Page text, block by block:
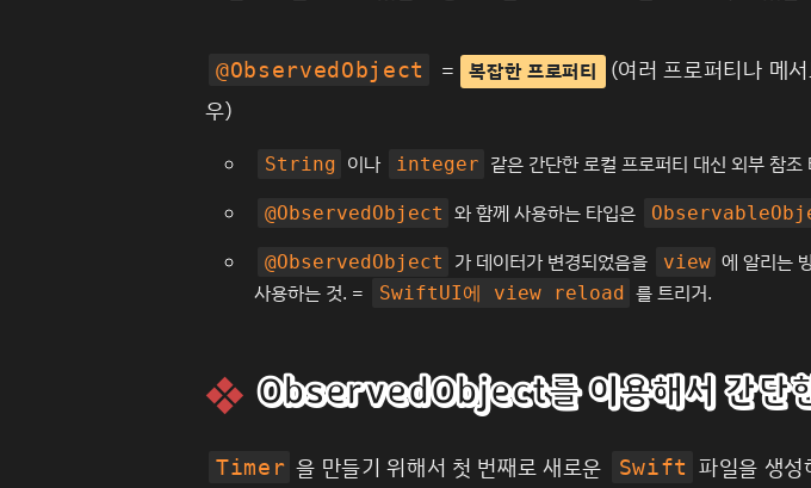
@ObservedObject = 복잡한 프로퍼티 (여러 프로퍼티나 메
우)
String 이나 integer 같은 간단한 로컬 프로퍼티 대신 외부 참
@ObservedObject 와 함께 사용하는 타입은
@ObservedObject 가 데이터가 변경되었음을 view 에 알리는
사용하는 것. =
SwiftUI에 view reload 를 트리거.
ObservedObject를 이용해서 간단
Timer 을 만들기 위해서 첫 번째로 새로운 Swift 파일을 생